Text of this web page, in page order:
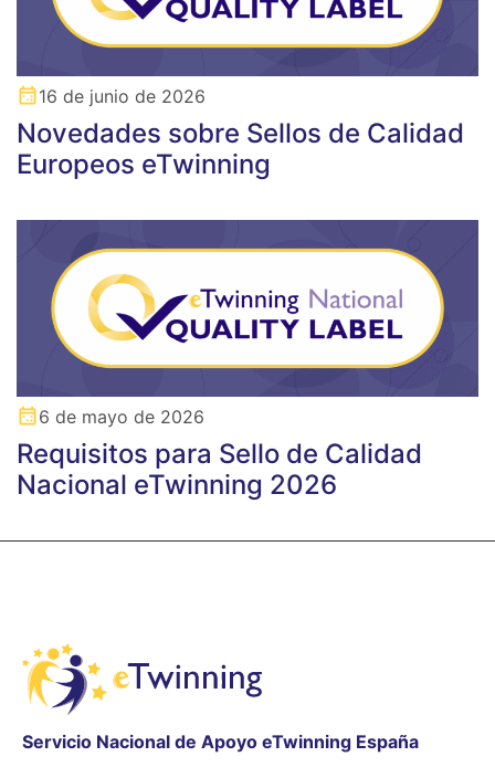
16 de junio de 2026
Novedades sobre Sellos de Calidad
Europeos eTwinning
6 de mayo de 2026
Requisitos para Sello de Calidad
Nacional eTwinning 2026
Servicio Nacional de Apoyo eTwinning España